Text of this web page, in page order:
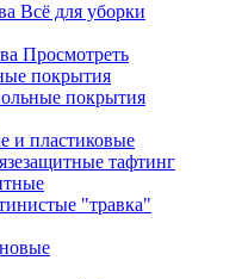
Всё для уборки
Просмотреть
покрытия
покрытия
и пластиковые
тафтинг
"травка"